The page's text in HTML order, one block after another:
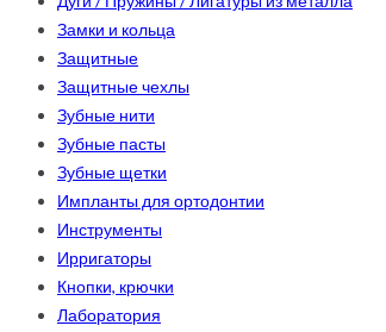
Замки и кольца
Защитные
Защитные чехлы
Зубные нити
Зубные пасты
Зубные щетки
Импланты для ортодонтии
Инструменты
Ирригаторы
Кнопки, крючки
Лаборатория